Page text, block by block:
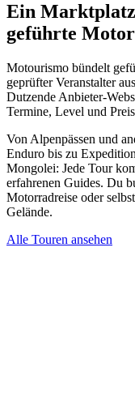
Ein
geführte
Motourismo bündelt
geprüfter Veranstalter
Dutzende Anbieter-
Termine, Level und
Von Alpenpässen und
Enduro bis zu
Mongolei: Jede Tour
erfahrenen Guides. Du
Motorradreise oder
Gelände.
Alle Touren ansehen